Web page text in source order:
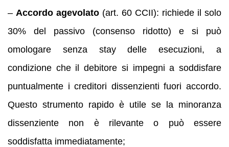
– Accordo agevolato (art. 60 CCII): richiede il solo
30% del passivo (consenso ridotto) e si può
omologare senza stay delle esecuzioni, a
condizione che il debitore si impegni a soddisfare
puntualmente i creditori dissenzienti fuori accordo.
Questo strumento rapido è utile se la minoranza
dissenziente non è rilevante o può essere
soddisfatta immediatamente;